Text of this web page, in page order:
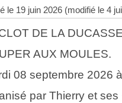
le 19 juin 2026 (modifié le 4
DE LA
AUX MOULES.
08 septembre 2026
par Thierry et ses